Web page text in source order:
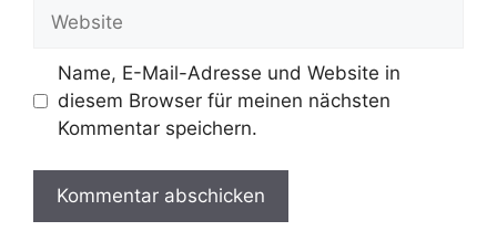
Name, E-Mail-Adresse und Website in
diesem Browser für meinen nächsten
Kommentar speichern.